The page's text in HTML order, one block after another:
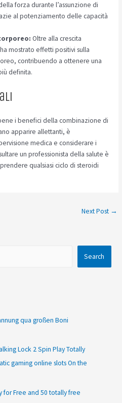
forza durante l’assunzione di
al potenziamento delle capacità
Oltre alla crescita
mostrato effetti positivi sulla
contribuendo a ottenere una
definita.
i benefici della combinazione di
apparire allettanti, è
medica e considerare i
un professionista della salute è
qualsiasi ciclo di steroidi
Next Post →
Search
qua großen Boni
Lock 2 Spin Play Totally
gaming online slots On the
for Free and 50 totally free